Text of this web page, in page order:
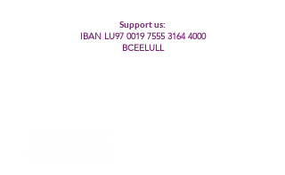
Support us:
IBAN LU97 0019 7555 3164 4000
BCEELULL